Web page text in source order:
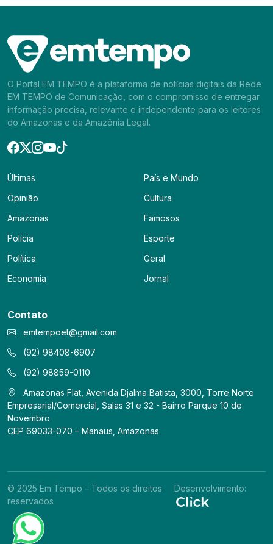
O Portal EM TEMPO é a plataforma de notícias digitais da Rede
EM TEMPO de Comunicação, com o compromisso de entregar
informação precisa, relevante e independente para os leitores
do Amazonas e da Amazônia Legal.
Últimas
Opinião
Amazonas
Polícia
Política
Economia
País e Mundo
Cultura
Famosos
Esporte
Geral
Jornal
Contato
emtempoet@gmail.com
(92) 98408-6907
(92) 98859-0110
Amazonas Flat, Avenida Djalma Batista, 3000, Torre Norte
Empresarial/Comercial, Salas 31 e 32 - Bairro Parque 10 de
Novembro
CEP 69033-070 – Manaus, Amazonas
© 2025 Em Tempo – Todos os direitos
reservados
Desenvolvimento: